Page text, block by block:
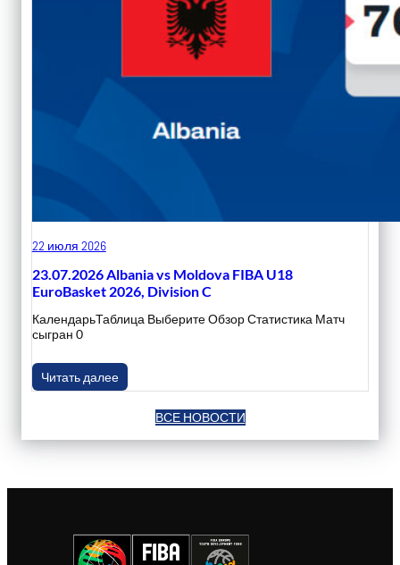
22 июля 2026
23.07.2026 Albania vs Moldova FIBA U18
EuroBasket 2026, Division C
КалендарьТаблица Выберите Обзор Статистика Матч
сыгран 0
Читать далее
ВСЕ НОВОСТИ